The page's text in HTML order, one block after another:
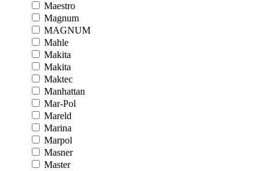
Maestro
Magnum
MAGNUM
Mahle
Makita
Makita
Maktec
Manhattan
Mar-Pol
Mareld
Marina
Marpol
Masner
Master